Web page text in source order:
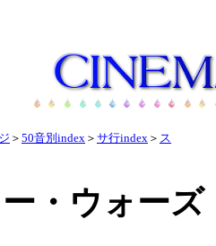
＞ 50音別index ＞ サ行index ＞ ス
・ウォーズ